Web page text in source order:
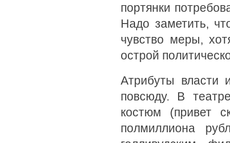
портянки
Надо заметить,
чувство меры,
острой
Атрибуты
повсюду. В
костюм (привет
полмиллиона